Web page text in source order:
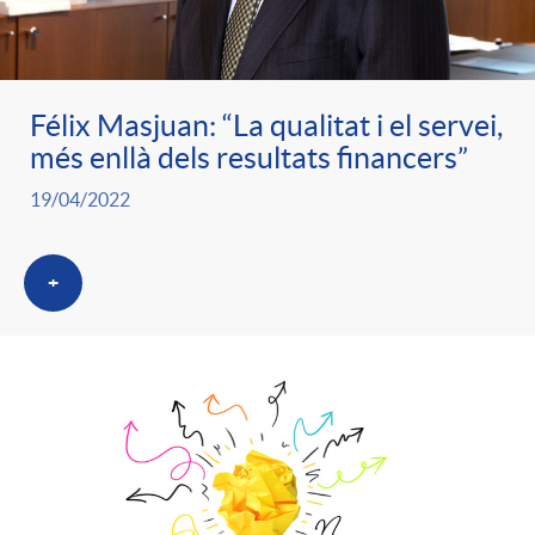
r
a
S
a
ó
p
e
r
t
e
n
i
l
c
a
Félix Masjuan: “La qualitat i el servei,
més enllà dels resultats financers”
19/04/2022
+